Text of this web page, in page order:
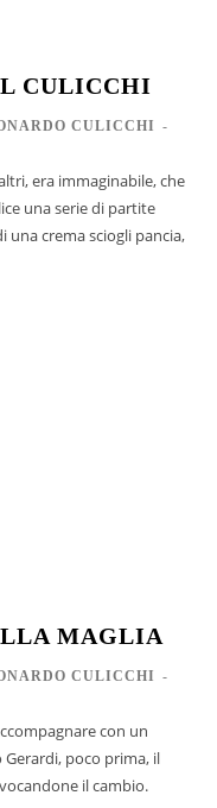
CULICCHI
CULICCHI -
era immaginabile, che
una serie di partite
crema sciogli pancia,
MAGLIA
CULICCHI -
con un
poco prima, il
il cambio.